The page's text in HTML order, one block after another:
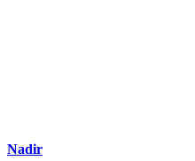
Nadir